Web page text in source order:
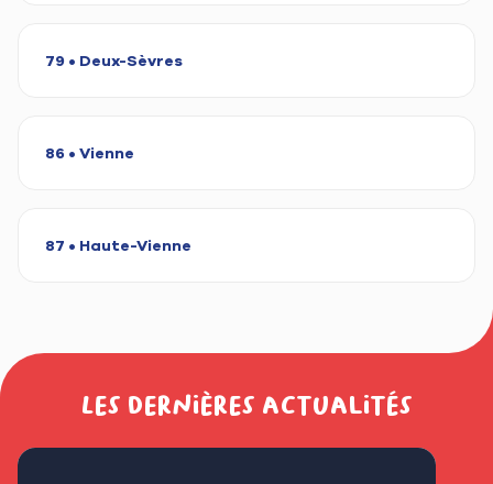
79 • Deux-Sèvres
86 • Vienne
87 • Haute-Vienne
Les dernières actualités